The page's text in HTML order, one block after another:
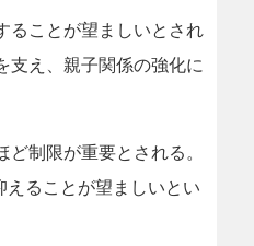
ることが望ましいとされ
支え、親子関係の強化に
制限が重要とされる。
えることが望ましいとい